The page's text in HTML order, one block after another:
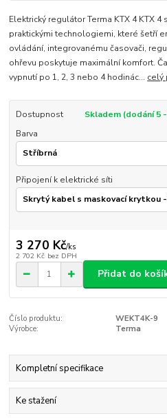
Elektrický regulátor Terma KTX 4 KTX
praktickými technologiemi, které šetří
ovládání, integrovanému časovači,
ohřevu poskytuje maximální komfort.
vypnutí po 1, 2, 3 nebo 4 hodinác... celý
Dostupnost
Skladem (dodání 5
Barva
Připojení k elektrické síti
3 270 Kč/ks
2 702 Kč bez DPH
Přidat do
Číslo produktu:
WEKT4K-9
Výrobce:
Terma
Kompletní specifikace
Ke stažení